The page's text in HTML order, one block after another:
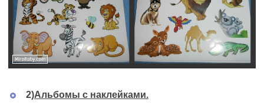
2)Альбомы с наклейками.